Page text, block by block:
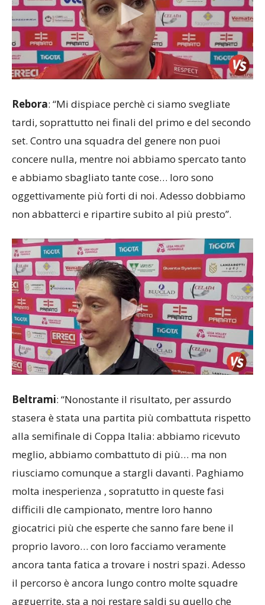
: “Mi dispiace perchè ci siamo svegliate
tardi, soprattutto nei finali del primo e del secondo
set. Contro una squadra del genere non puoi
concere nulla, mentre noi abbiamo spercato tanto
e abbiamo sbagliato tante cose… loro sono
oggettivamente più forti di noi. Adesso dobbiamo
non abbatterci e ripartire subito al più presto”.
: “Nonostante il risultato, per assurdo
stasera è stata una partita più combattuta rispetto
alla semifinale di Coppa Italia: abbiamo ricevuto
meglio, abbiamo combattuto di più… ma non
riusciamo comunque a stargli davanti. Paghiamo
molta inesperienza , sopratutto in queste fasi
difficili dle campionato, mentre loro hanno
giocatrici più che esperte che sanno fare bene il
proprio lavoro… con loro facciamo veramente
ancora tanta fatica a trovare i nostri spazi. Adesso
il percorso è ancora lungo contro molte squadre